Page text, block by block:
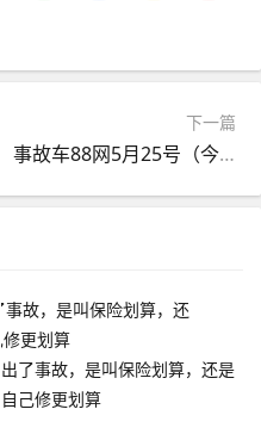
下一篇
事故车88网5月25号（今天下午）拍卖车辆
出了事故，是叫保险划算，还是
自己修更划算